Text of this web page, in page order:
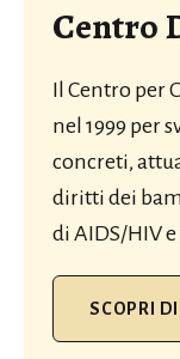
Centro
Il Centro per
nel 1999 per
concreti,
diritti dei
di AIDS/HIV
SCOPRI